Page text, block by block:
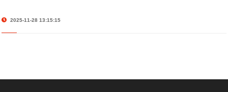
2025-11-28 13:15:15